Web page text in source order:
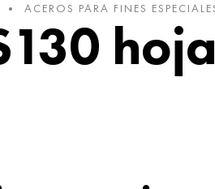
ACEROS PARA FINES